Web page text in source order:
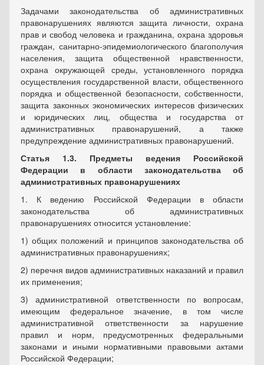
Задачами законодательства об административных
правонарушениях являются защита личности, охрана
прав и свобод человека и гражданина, охрана здоровья
граждан, санитарно-эпидемиологического благополучия
населения, защита общественной нравственности,
охрана окружающей среды, установленного порядка
осуществления государственной власти, общественного
порядка и общественной безопасности, собственности,
защита законных экономических интересов физических
и юридических лиц, общества и государства от
административных правонарушений, а также
предупреждение административных правонарушений.
Статья 1.3. Предметы ведения Российской
Федерации в области законодательства об
административных правонарушениях
1. К ведению Российской Федерации в области
законодательства об административных
правонарушениях относится установление:
1) общих положений и принципов законодательства об
административных правонарушениях;
2) перечня видов административных наказаний и правил
их применения;
3) административной ответственности по вопросам,
имеющим федеральное значение, в том числе
административной ответственности за нарушение
правил и норм, предусмотренных федеральными
законами и иными нормативными правовыми актами
Российской Федерации;